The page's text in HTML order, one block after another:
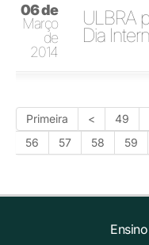
06 de
Março
de
2014
ULBRA
Dia
Primeira < 49
56
57 58 59
Ensino